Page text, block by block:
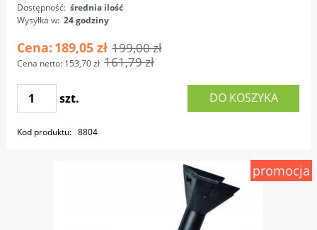
promocja
Dostępność: średnia ilość
Wysyłka w: 24 godziny
Cena: 189,05 zł 199,00 zł
Cena netto: 153,70 zł 161,79 zł
szt. DO KOSZYKA
Kod produktu: 8804